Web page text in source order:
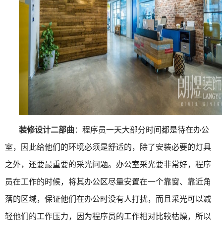
装修设计二部曲：程序员一天大部分时间都是待在办公
室，因此给他们的环境必须是舒适的，除了安装必要的灯具
之外，还要最重要的采光问题。办公室采光要非常好，程序
员在工作的时候，将其办公区尽量安置在一个靠窗、靠近角
落的区域，保证他们在办公时没有人打扰，而且采光可以减
轻他们的工作压力，因为程序员的工作相对比较枯燥，所以